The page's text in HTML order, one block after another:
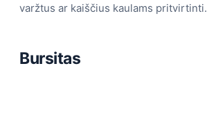
varžtus ar kaiščius kaulams pritvirtinti.
Bursitas